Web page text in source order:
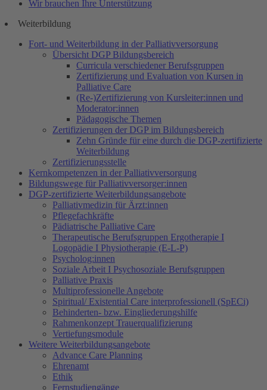
Wir brauchen Ihre Unterstützung
Weiterbildung
Fort- und Weiterbildung in der Palliativversorgung
Übersicht DGP Bildungsbereich
Curricula verschiedener Berufsgruppen
Zertifizierung und Evaluation von Kursen in
Palliative Care
(Re-)Zertifizierung von Kursleiter:innen und
Moderator:innen
Pädagogische Themen
Zertifizierungen der DGP im Bildungsbereich
Zehn Gründe für eine durch die DGP-zertifizierte
Weiterbildung
Zertifizierungsstelle
Kernkompetenzen in der Palliativversorgung
Bildungswege für Palliativversorger:innen
DGP-zertifizierte Weiterbildungsangebote
Palliativmedizin für Ärzt:innen
Pflegefachkräfte
Pädiatrische Palliative Care
Therapeutische Berufsgruppen Ergotherapie I
Logopädie I Physiotherapie (E-L-P)
Psycholog:innen
Soziale Arbeit I Psychosoziale Berufsgruppen
Palliative Praxis
Multiprofessionelle Angebote
Spiritual/ Existential Care interprofessionell (SpECi)
Behinderten- bzw. Eingliederungshilfe
Rahmenkonzept Trauerqualifizierung
Vertiefungsmodule
Weitere Weiterbildungsangebote
Advance Care Planning
Ehrenamt
Ethik
Fernstudiengänge